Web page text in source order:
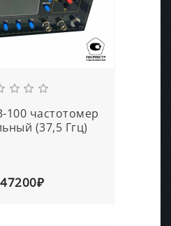
частотомер
(37,5 Ггц)